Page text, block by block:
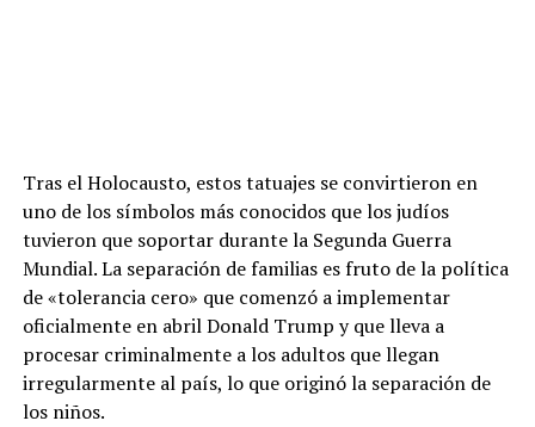
Tras el Holocausto, estos tatuajes se convirtieron en
uno de los símbolos más conocidos que los judíos
tuvieron que soportar durante la Segunda Guerra
Mundial. La separación de familias es fruto de la política
de «tolerancia cero» que comenzó a implementar
oficialmente en abril Donald Trump y que lleva a
procesar criminalmente a los adultos que llegan
irregularmente al país, lo que originó la separación de
los niños.